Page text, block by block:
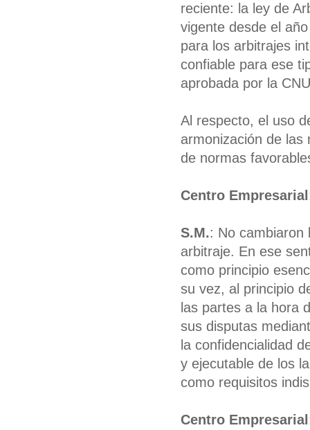
reciente: la ley de
vigente desde el
para los arbitrajes
confiable para ese
aprobada por la
Al respecto, el uso
armonización de las
de normas
Centro Empresarial
S.M.: No cambiaron
arbitraje. En ese
como principio
su vez, al principio
las partes a la hora
sus disputas
la confidencialidad
y ejecutable de los
como requisitos
Centro Empresarial